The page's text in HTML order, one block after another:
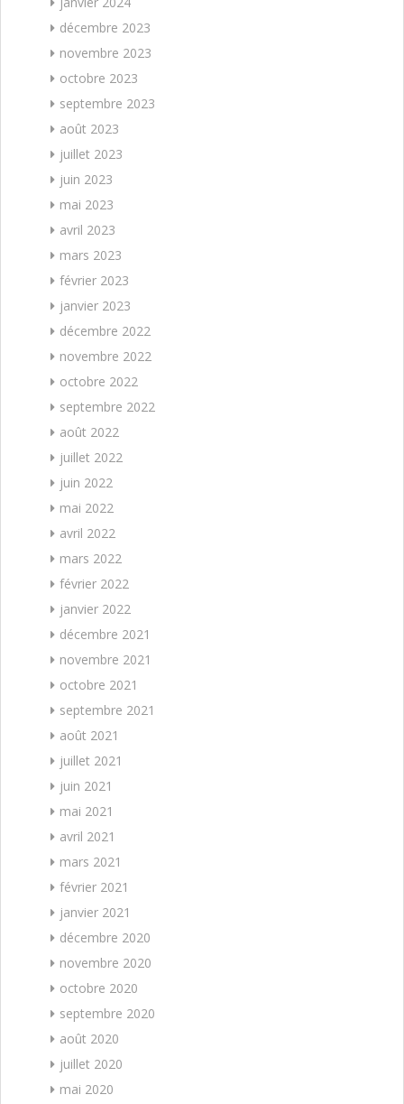
décembre 2023
novembre 2023
octobre 2023
septembre 2023
août 2023
juillet 2023
juin 2023
mai 2023
avril 2023
mars 2023
février 2023
janvier 2023
décembre 2022
novembre 2022
octobre 2022
septembre 2022
août 2022
juillet 2022
juin 2022
mai 2022
avril 2022
mars 2022
février 2022
janvier 2022
décembre 2021
novembre 2021
octobre 2021
septembre 2021
août 2021
juillet 2021
juin 2021
mai 2021
avril 2021
mars 2021
février 2021
janvier 2021
décembre 2020
novembre 2020
octobre 2020
septembre 2020
août 2020
juillet 2020
mai 2020